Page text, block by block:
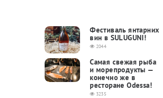
Фестиваль янтарних
вин в SULUGUNI!
2044
Самая свежая рыба
и морепродукты —
конечно же в ​​
ресторане Odessa!
3235